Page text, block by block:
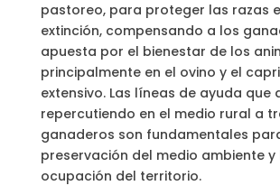
pastoreo, para proteger las razas
extinción, compensando a los
apuesta por el bienestar de los
principalmente en el ovino y el
extensivo. Las líneas de ayuda que
repercutiendo en el medio rural a
ganaderos son fundamentales
preservación del medio ambiente y
ocupación del territorio.